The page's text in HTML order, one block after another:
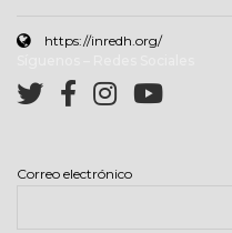
Síguenos – Redes Sociales